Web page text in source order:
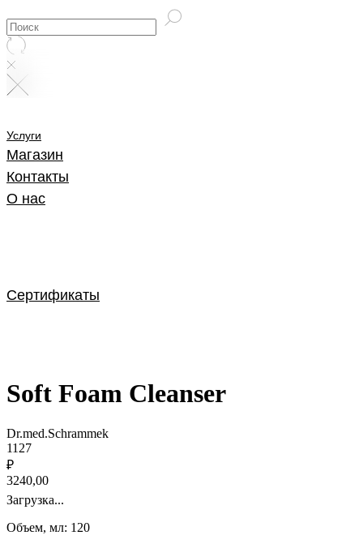
Услуги
Магазин
Контакты
О нас
Сертификаты
Soft Foam Cleanser
Dr.med.Schrammek
1127
₽
3240,00
Загрузка...
Объем, мл: 120